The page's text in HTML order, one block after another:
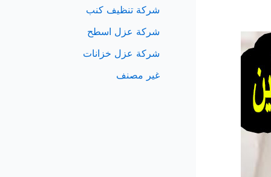
شركة تنظيف كنب
شركة عزل اسطح
شركة عزل خزانات
غير مصنف